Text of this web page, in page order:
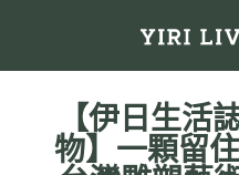
【伊日生活
物】一顆留